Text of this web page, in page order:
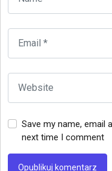
Save my name, email
next time I comment